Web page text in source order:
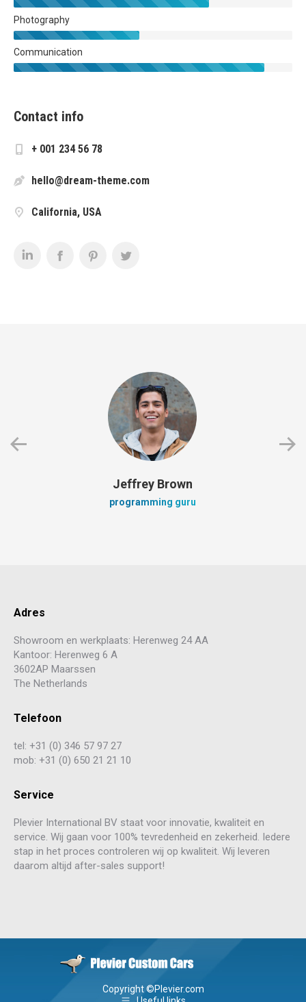
Photography
Communication
Contact info
+ 001 234 56 78
hello@dream-theme.com
California, USA
Jeffrey Brown
programming guru
Adres
Showroom en werkplaats: Herenweg 24 AA
Kantoor: Herenweg 6 A
3602AP Maarssen
The Netherlands
Telefoon
tel: +31 (0) 346 57 97 27
mob: +31 (0) 650 21 21 10
Service
Plevier International BV staat voor innovatie, kwaliteit en
service. Wij gaan voor 100% tevredenheid en zekerheid. Iedere
stap in het proces controleren wij op kwaliteit. Wij leveren
daarom altijd after-sales support!
Copyright ©Plevier.com